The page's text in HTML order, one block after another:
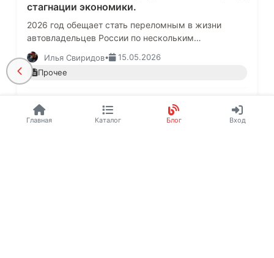
стагнации экономики.
2026 год обещает стать переломным в жизни
автовладельцев России по нескольким
причинам:Сокращение реальных доходов
населения.Ограниченный ассортимент
продаваемы…
Илья Свиридов•
15.05.2026
Прочее
Главная Каталог Блог Вход